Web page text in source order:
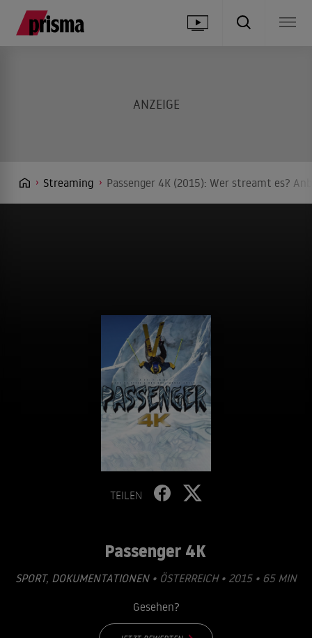
Streaming Passenger 4K (2015): Wer streamt es?
TEILEN
Passenger 4K
SPORT, DOKUMENTATIONEN• ÖSTERREICH • 2015 • 65 MIN
Gesehen?